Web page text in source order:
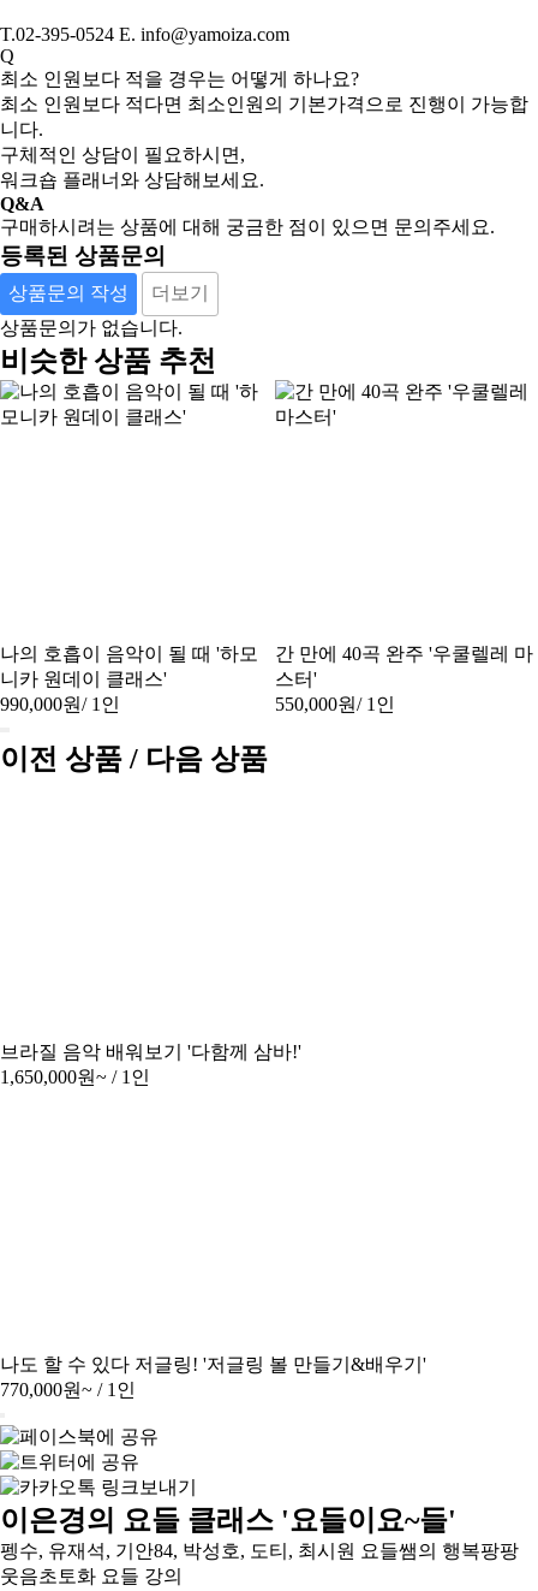
T.02-395-0524 E. info@yamoiza.com
Q
최소 인원보다 적을 경우는 어떻게 하나요?
최소 인원보다 적다면 최소인원의 기본가격으로 진행이 가능합
니다.
구체적인 상담이 필요하시면,
워크숍 플래너와 상담해보세요.
Q&A
구매하시려는 상품에 대해 궁금한 점이 있으면 문의주세요.
등록된 상품문의
상품문의 작성
더보기
상품문의가 없습니다.
비슷한 상품 추천
나의 호흡이 음악이 될 때 '하모
니카 원데이 클래스'
990,000원/ 1인
간 만에 40곡 완주 '우쿨렐레 마
스터'
550,000원/ 1인
이전 상품 / 다음 상품
브라질 음악 배워보기 '다함께 삼바!'
1,650,000원~ / 1인
나도 할 수 있다 저글링! '저글링 볼 만들기&배우기'
770,000원~ / 1인
이은경의 요들 클래스 '요들이요~들'
펭수, 유재석, 기안84, 박성호, 도티, 최시원 요들쌤의 행복팡팡
웃음초토화 요들 강의